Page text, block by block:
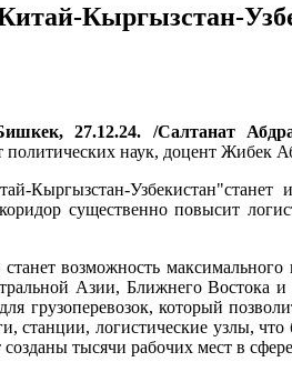
Кыргызстан-
27.12.24. /Салтанат
политических наук, доцент Жибек
Кыргызстан-
существенно повысит
возможность максимального
Азии, Ближнего Востока и
грузоперевозок, который
логистические узлы,
тысячи рабочих мест в